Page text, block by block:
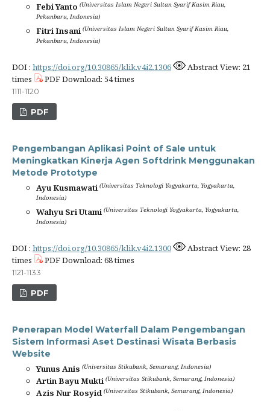
Febi Yanto (Universitas Islam Negeri Sultan Syarif Kasim Riau,
Pekanbaru, Indonesia)
Fitri Insani (Universitas Islam Negeri Sultan Syarif Kasim Riau,
Pekanbaru, Indonesia)
DOI : https://doi.org/10.30865/klik.v4i2.1306
Abstract View: 21
times
PDF Download: 54 times
1111-1120
PDF
Pengembangan Aplikasi Point of Sale untuk
Meningkatkan Kinerja Agen Softdrink Menggunakan
Metode Prototype
Ayu Kusmawati (Universitas Teknologi Yogyakarta, Yogyakarta,
Indonesia)
Wahyu Sri Utami (Universitas Teknologi Yogyakarta, Yogyakarta,
Indonesia)
DOI : https://doi.org/10.30865/klik.v4i2.1300
Abstract View: 28
times
PDF Download: 68 times
1121-1133
PDF
Penerapan Model Waterfall Dalam Pengembangan
Sistem Informasi Aset Destinasi Wisata Berbasis
Website
Yunus Anis (Universitas Stikubank, Semarang, Indonesia)
Artin Bayu Mukti (Universitas Stikubank, Semarang, Indonesia)
Azis Nur Rosyid (Universitas Stikubank, Semarang, Indonesia)